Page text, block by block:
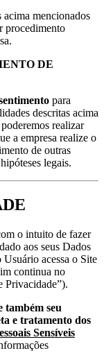
acima mencionados
procedimento
DE
para
descritas acima
realizar
a empresa realize o
de outras
legais.
o intuito de fazer
aos seus Dados
Usuário acessa o Site
continua no
Privacidade”).
também seu
e tratamento dos
Sensíveis